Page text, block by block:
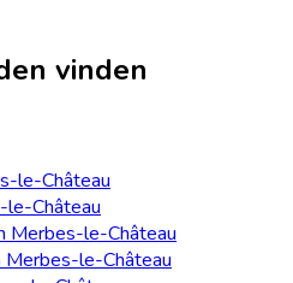
vinden
le-Château
le-Château
Merbes-le-Château
Merbes-le-Château